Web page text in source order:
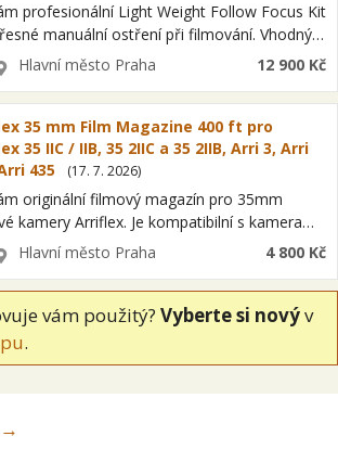
profesionální Light Weight Follow Focus Kit
manuální ostření při filmování. Vhodný
s DSLR, bezzrcadlovkami i
filmovými kamerami vybavenými
rod systémem. Sada…
Hlavní město Praha 12 900 Kč
35 mm Film Magazine 400 ft pro
35 IIC / IIB, 35 2IIC a 35 2IIB, Arri 3, Arri
435
(17. 7. 2026)
originální filmový magazín pro 35mm
kamery Arriflex. Je kompatibilní s kamerami
Arriflex 35, například modely 35 2IIC a 35 2IIB,
Arri 235, Arri…
Hlavní město Praha 4 800 Kč
vám použitý? Vyberte si novýv
.
→